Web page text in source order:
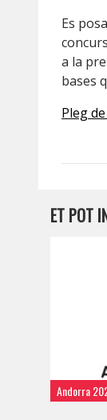
Es
a la
bases
Pleg
ET POT
Andorra